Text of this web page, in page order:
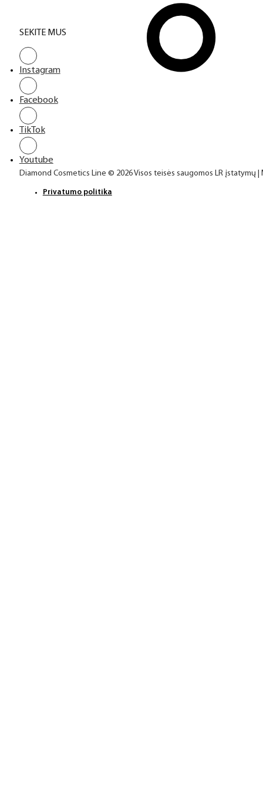
SEKITE MUS
Instagram
Facebook
TikTok
Youtube
Diamond Cosmetics Line © 2026 Visos teisės saugomos LR įstatymų
Privatumo politika